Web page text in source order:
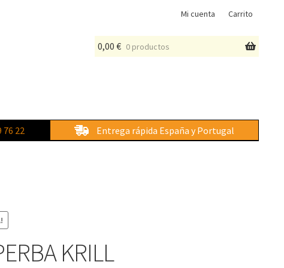
Mi cuenta Carrito
0,00€ 0 productos
76 22 Entrega rápida España y Portugal
KRILL